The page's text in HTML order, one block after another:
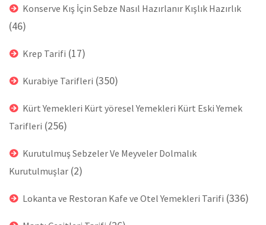
Konserve Kış İçin Sebze Nasıl Hazırlanır Kışlık Hazırlık
(46)
Krep Tarifi (17)
Kurabiye Tarifleri (350)
Kürt Yemekleri Kürt yöresel Yemekleri Kürt Eski Yemek
Tarifleri (256)
Kurutulmuş Sebzeler Ve Meyveler Dolmalık
Kurutulmuşlar (2)
Lokanta ve Restoran Kafe ve Otel Yemekleri Tarifi (336)